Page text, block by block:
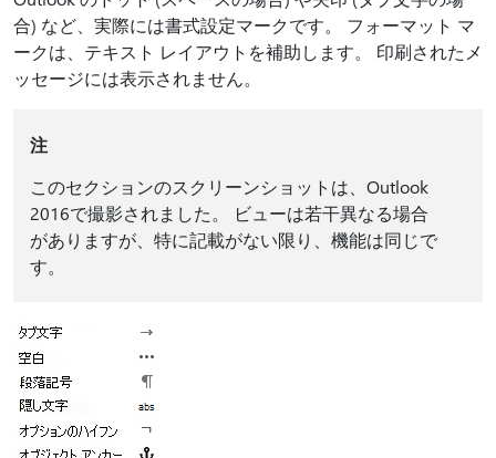
合) など、実際には書式設定マークです。 フォーマット マ
ークは、テキスト レイアウトを補助します。 印刷されたメ
ッセージには表示されません。
注
このセクションのスクリーンショットは、Outlook
2016で撮影されました。 ビューは若干異なる場合
がありますが、特に記載がない限り、機能は同じで
す。